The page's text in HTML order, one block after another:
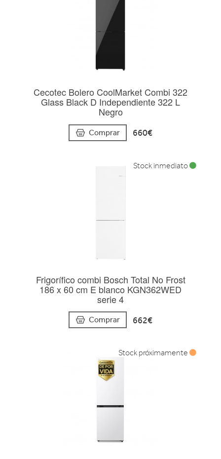
Cecotec Bolero CoolMarket Combi 322
Glass Black D Independiente 322 L
Negro
Comprar 660€
Frigorífico combi Bosch Total No Frost
186 x 60 cm E blanco KGN362WED
serie 4
Comprar 662€
Stock inmediato
Stock próximamente